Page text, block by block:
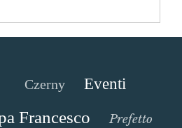
Czerny Eventi
Francesco Prefetto